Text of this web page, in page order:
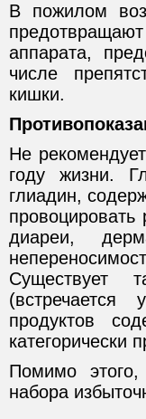
В пожилом
аппарата,
числе
кишки.
Не
году жизни.
глиадин,
провоцировать
диареи,
Существует
продуктов
категорически
Помимо
набора